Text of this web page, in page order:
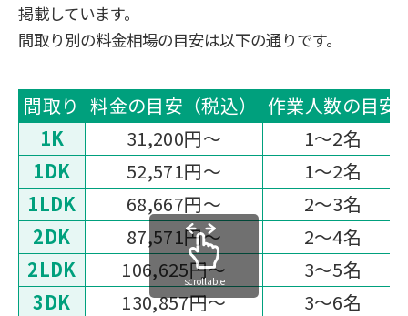
掲載しています。
間取り別の料金相場の目安は以下の通りです。
間取り 料金の目安（税込）
作業人数の目安
1K
31,200円〜
1～2名
1DK
52,571円〜
1～2名
1LDK
68,667円〜
2～3名
2DK
87,571円〜
2～4名
2LDK
106,625円〜
3～5名
3DK
130,857円〜
3～6名
scrollable